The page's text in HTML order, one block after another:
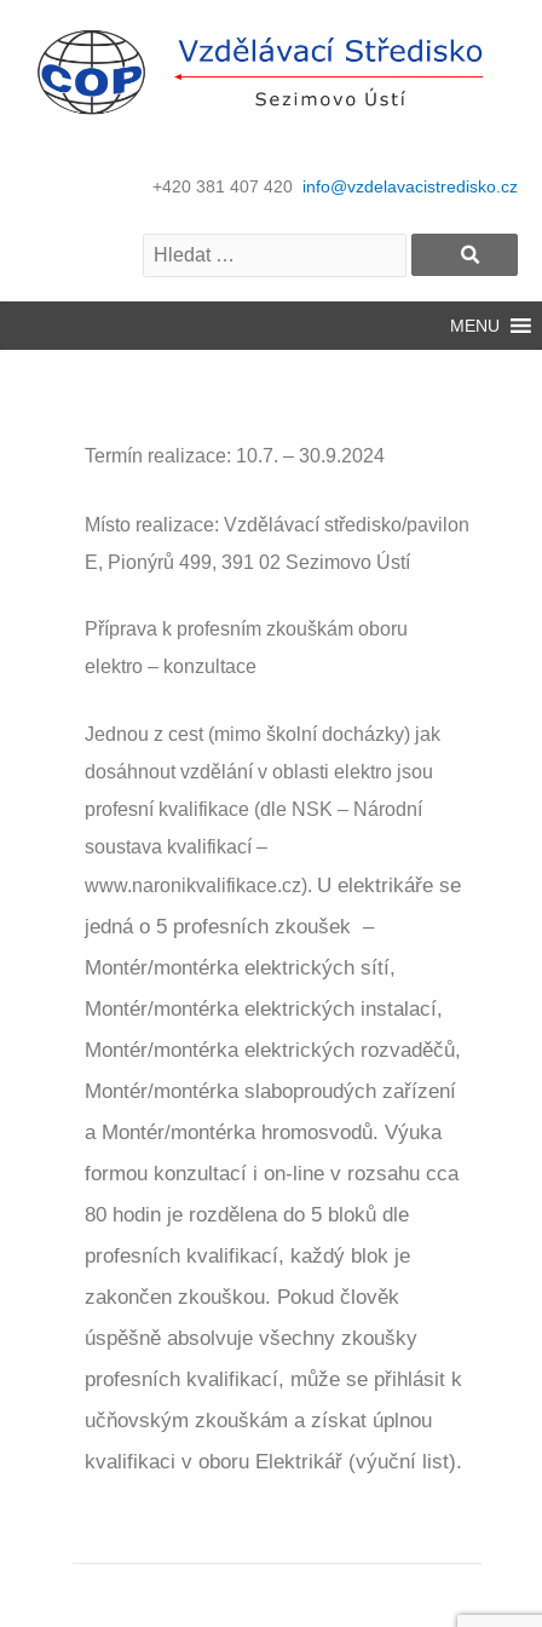
+420 381 407 420 info@vzdelavacistredisko.cz
MENU
Termín realizace: 10.7. – 30.9.2024
Místo realizace: Vzdělávací středisko/pavilon
E, Pionýrů 499, 391 02 Sezimovo Ústí
Příprava k profesním zkouškám oboru
elektro – konzultace
Jednou z cest (mimo školní docházky) jak
dosáhnout vzdělání v oblasti elektro jsou
profesní kvalifikace (dle NSK – Národní
soustava kvalifikací –
www.naronikvalifikace.cz). U elektrikáře se
jedná o 5 profesních zkoušek –
Montér/montérka elektrických sítí,
Montér/montérka elektrických instalací,
Montér/montérka elektrických rozvaděčů,
Montér/montérka slaboproudých zařízení
a Montér/montérka hromosvodů. Výuka
formou konzultací i on-line v rozsahu cca
80 hodin je rozdělena do 5 bloků dle
profesních kvalifikací, každý blok je
zakončen zkouškou. Pokud člověk
úspěšně absolvuje všechny zkoušky
profesních kvalifikací, může se přihlásit k
učňovským zkouškám a získat úplnou
kvalifikaci v oboru Elektrikář (výuční list).